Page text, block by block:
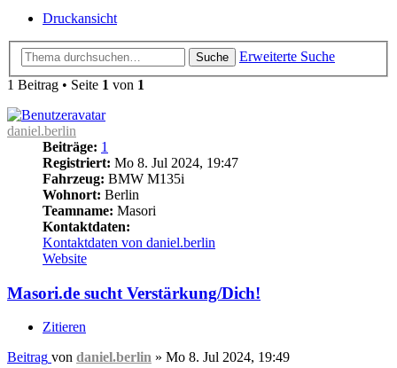
Druckansicht
Suche
Erweiterte Suche
1 Beitrag • Seite 1 von 1
daniel.berlin
Beiträge: 1
Registriert: Mo 8. Jul 2024, 19:47
Fahrzeug: BMW M135i
Wohnort: Berlin
Teamname: Masori
Kontaktdaten:
Kontaktdaten von daniel.berlin
Website
Masori.de sucht Verstärkung/Dich!
Zitieren
Beitrag von daniel.berlin » Mo 8. Jul 2024, 19:49